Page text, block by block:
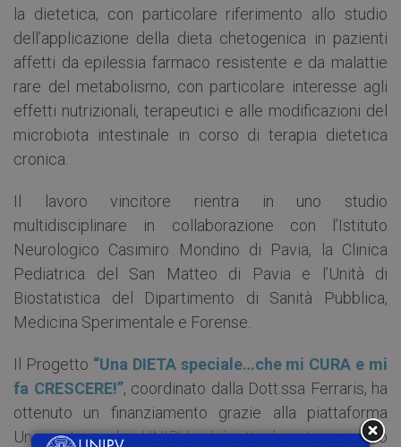
la dietetica, con particolare riferimento allo studio
dell’applicazione della dieta chetogenica in pazienti
affetti da epilessia farmaco resistente e da malattie
rare del metabolismo, con particolare interesse agli
effetti nutrizionali, terapeutici e alle modificazioni del
microbiota intestinale in corso di terapia dietetica
cronica.
Il lavoro vincitore rientra in uno studio
multidisciplinare in collaborazione con l’Istituto
Neurologico Casimiro Mondino di Pavia, la Clinica
Pediatrica del San Matteo di Pavia e l’Unità di
Biostatistica del Dipartimento di Sanità Pubblica,
Medicina Sperimentale e Forense.
Il Progetto “Una DIETA speciale…che mi CURA e mi
fa CRESCERE!”, coordinato dalla Dott.ssa Ferraris, ha
ottenuto un finanziamento grazie alla piattaforma
Universitiamo by UNIPV ed è attualmente in corso